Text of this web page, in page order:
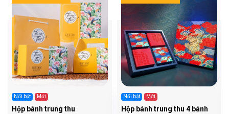
Nổi bật Mới
Hộp bánh trung thu
Nổi bật Mới
Hộp bánh trung thu 4 bánh